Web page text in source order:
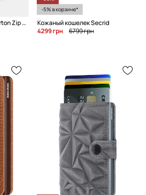
Кошелек Carhartt WIP Clarton Zip Wallet
-5% в корзине*
Кожаный кошелек Secrid
4299 грн
6799 грн